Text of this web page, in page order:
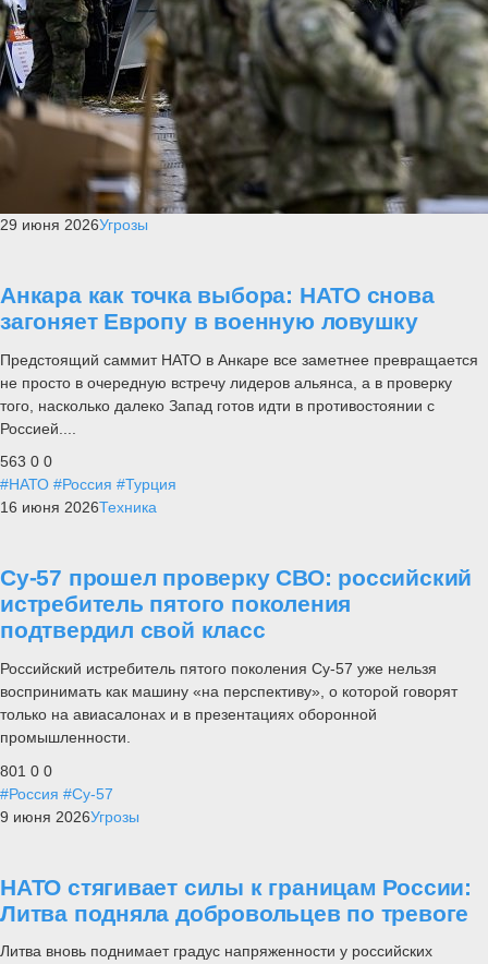
29 июня 2026Угрозы
Анкара как точка выбора: НАТО снова
загоняет Европу в военную ловушку
Предстоящий саммит НАТО в Анкаре все заметнее превращается
не просто в очередную встречу лидеров альянса, а в проверку
того, насколько далеко Запад готов идти в противостоянии с
Россией....
563 0 0
#НАТО #Россия #Турция
16 июня 2026Техника
Су-57 прошел проверку СВО: российский
истребитель пятого поколения
подтвердил свой класс
Российский истребитель пятого поколения Су-57 уже нельзя
воспринимать как машину «на перспективу», о которой говорят
только на авиасалонах и в презентациях оборонной
промышленности.
801 0 0
#Россия #Су-57
9 июня 2026Угрозы
НАТО стягивает силы к границам России:
Литва подняла добровольцев по тревоге
Литва вновь поднимает градус напряженности у российских